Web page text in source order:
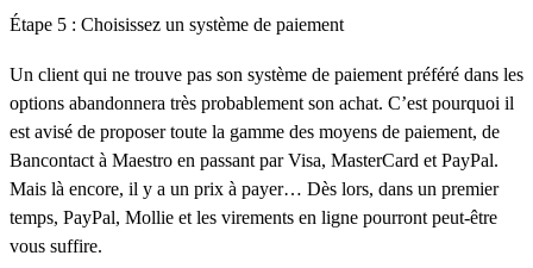
Étape 5 : Choisissez un système de paiement
Un client qui ne trouve pas son système de paiement préféré dans les
options abandonnera très probablement son achat. C’est pourquoi il
est avisé de proposer toute la gamme des moyens de paiement, de
Bancontact à Maestro en passant par Visa, MasterCard et PayPal.
Mais là encore, il y a un prix à payer… Dès lors, dans un premier
temps, PayPal, Mollie et les virements en ligne pourront peut-être
vous suffire.